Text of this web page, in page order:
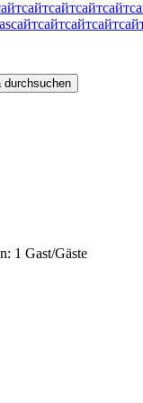
сайтсайтсайтсайт
сайтсайтсайтсайт
1 Gast/Gäste